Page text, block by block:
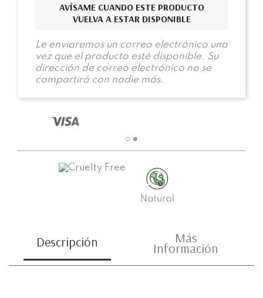
AVÍSAME CUANDO ESTE PRODUCTO
VUELVA A ESTAR DISPONIBLE
Le enviaremos un correo electrónico una
vez que el producto esté disponible. Su
dirección de correo electrónico no se
compartirá con nadie más.
Descripción Más
Información